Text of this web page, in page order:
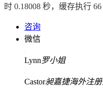
时 0.18008 秒，缓存执行
咨询
微信
Lynn罗小姐
Castor昶嘉捷海外注